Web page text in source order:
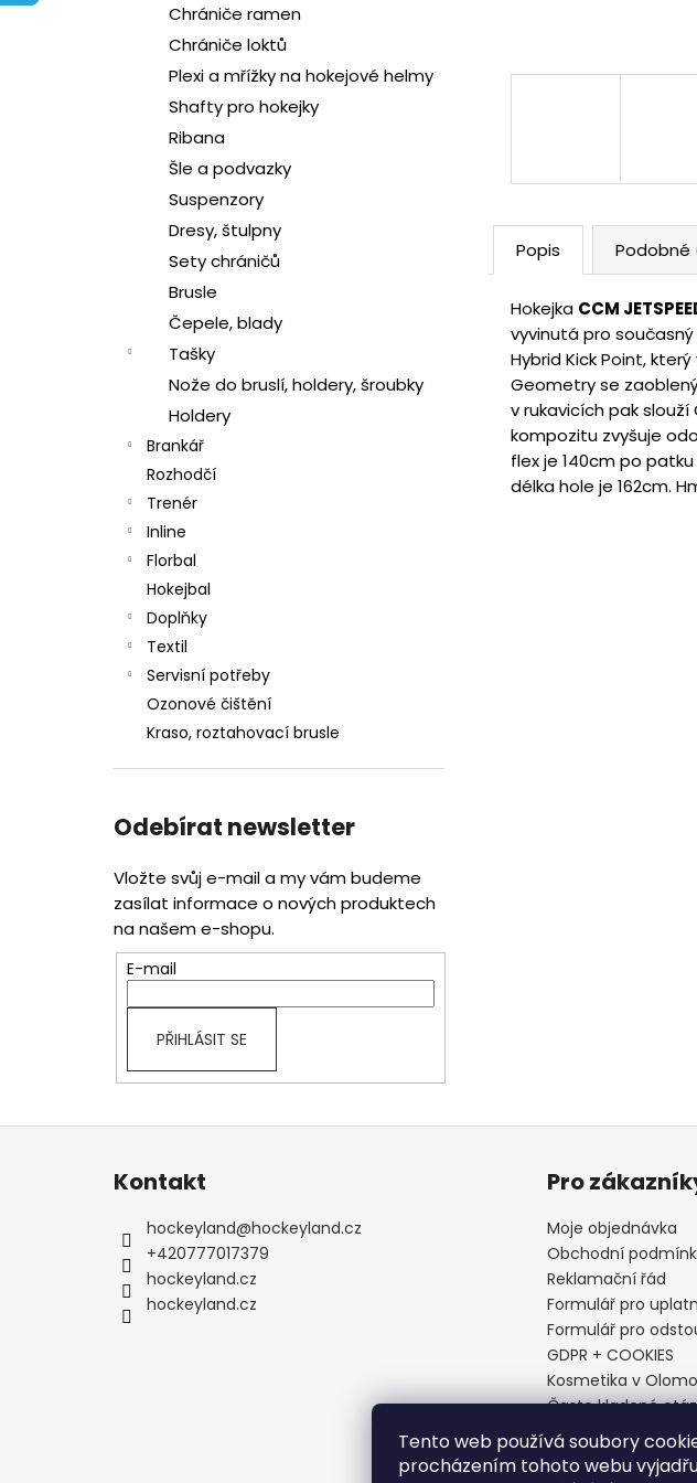
Tento web používá soubory
procházením tohoto webu
Chrániče ramen
Chrániče loktů
Plexi a mřížky na hokejové helmy
Shafty pro hokejky
Ribana
Šle a podvazky
Suspenzory
Dresy, štulpny
Sety chráničů
Brusle
Čepele, blady
Tašky
Nože do bruslí, holdery, šroubky
Holdery
Brankář
Rozhodčí
Trenér
Inline
Florbal
Hokejbal
Doplňky
Textil
Servisní potřeby
Ozonové čištění
Kraso, roztahovací brusle
Odebírat newsletter
Vložte svůj e-mail a my vám budeme
zasílat informace o nových produktech
na našem e-shopu.
E-mail
PŘIHLÁSIT SE
Popis Podobné
Hokejka CCM
vyvinutá pro současný
Hybrid Kick Point,
Geometry se
v rukavicích pak
kompozitu zvyšuje
flex je 140cm po
délka hole je 162cm.
Kontakt
hockeyland@hockeyland.cz
+420777017379
hockeyland.cz
hockeyland.cz
Pro
Moje objednávka
Obchodní
Reklamační řád
Formulář pro
Formulář pro
GDPR + COOKIES
Kosmetika v
Často kladené